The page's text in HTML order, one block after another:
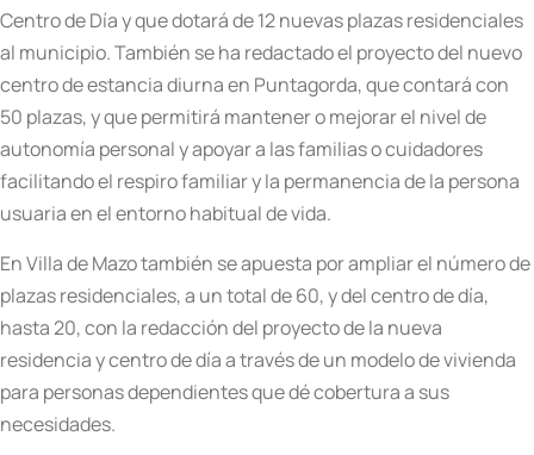
Centro de Día y que dotará de 12 nuevas plazas residenciales
al municipio. También se ha redactado el proyecto del nuevo
centro de estancia diurna en Puntagorda, que contará con
50 plazas, y que permitirá mantener o mejorar el nivel de
autonomía personal y apoyar a las familias o cuidadores
facilitando el respiro familiar y la permanencia de la persona
usuaria en el entorno habitual de vida.
En Villa de Mazo también se apuesta por ampliar el número de
plazas residenciales, a un total de 60, y del centro de día,
hasta 20, con la redacción del proyecto de la nueva
residencia y centro de día a través de un modelo de vivienda
para personas dependientes que dé cobertura a sus
necesidades.